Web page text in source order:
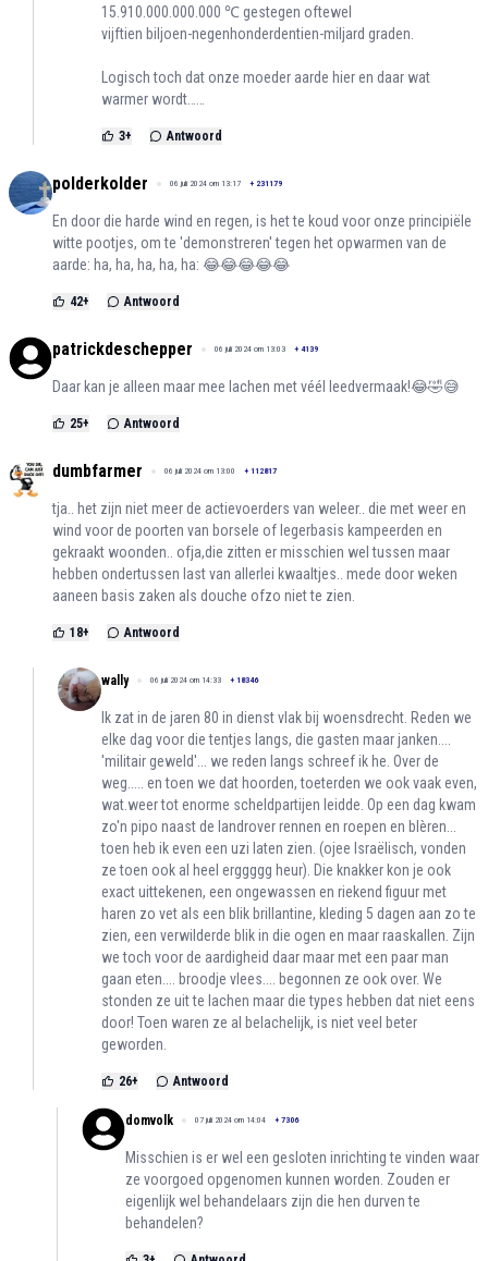
15.910.000.000.000 ℃ gestegen oftewel
vijftien biljoen-negenhonderdentien-miljard graden.
Logisch toch dat onze moeder aarde hier en daar wat
warmer wordt……
3+ Antwoord
polderkolder 06 juli 2024 om 13:17 + 231179
En door die harde wind en regen, is het te koud voor onze principiële
witte pootjes, om te 'demonstreren' tegen het opwarmen van de
aarde: ha, ha, ha, ha, ha: 😂😂😂😂😂
42+ Antwoord
patrickdeschepper 06 juli 2024 om 13:03 + 4139
Daar kan je alleen maar mee lachen met véél leedvermaak!😂🤣😅
25+ Antwoord
dumbfarmer 06 juli 2024 om 13:00 + 112817
tja.. het zijn niet meer de actievoerders van weleer.. die met weer en
wind voor de poorten van borsele of legerbasis kampeerden en
gekraakt woonden.. ofja,die zitten er misschien wel tussen maar
hebben ondertussen last van allerlei kwaaltjes.. mede door weken
aaneen basis zaken als douche ofzo niet te zien.
18+ Antwoord
wally 06 juli 2024 om 14:33 + 18346
Ik zat in de jaren 80 in dienst vlak bij woensdrecht. Reden we
elke dag voor die tentjes langs, die gasten maar janken....
'militair geweld'... we reden langs schreef ik he. Over de
weg..... en toen we dat hoorden, toeterden we ook vaak even,
wat.weer tot enorme scheldpartijen leidde. Op een dag kwam
zo'n pipo naast de landrover rennen en roepen en blèren...
toen heb ik even een uzi laten zien. (ojee Israëlisch, vonden
ze toen ook al heel erggggg heur). Die knakker kon je ook
exact uittekenen, een ongewassen en riekend figuur met
haren zo vet als een blik brillantine, kleding 5 dagen aan zo te
zien, een verwilderde blik in die ogen en maar raaskallen. Zijn
we toch voor de aardigheid daar maar met een paar man
gaan eten.... broodje vlees.... begonnen ze ook over. We
stonden ze uit te lachen maar die types hebben dat niet eens
door! Toen waren ze al belachelijk, is niet veel beter
geworden.
26+ Antwoord
domvolk 07 juli 2024 om 14:04 + 7306
Misschien is er wel een gesloten inrichting te vinden waar
ze voorgoed opgenomen kunnen worden. Zouden er
eigenlijk wel behandelaars zijn die hen durven te
behandelen?